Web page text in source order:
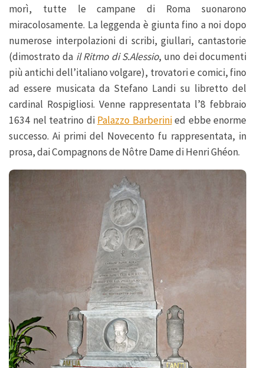
morì, tutte le campane di Roma suonarono
miracolosamente. La leggenda è giunta fino a noi dopo
numerose interpolazioni di scribi, giullari, cantastorie
(dimostrato da il Ritmo di S.Alessio, uno dei documenti
più antichi dell’italiano volgare), trovatori e comici, fino
ad essere musicata da Stefano Landi su libretto del
cardinal Rospigliosi. Venne rappresentata l’8 febbraio
1634 nel teatrino di Palazzo Barberinied ebbe enorme
successo. Ai primi del Novecento fu rappresentata, in
prosa, dai Compagnons de Nôtre Dame di Henri Ghéon.